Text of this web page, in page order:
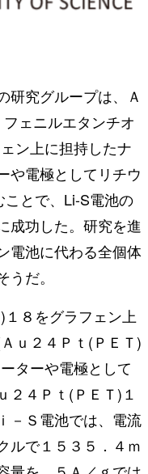
研究グループは、Ａ
ェニルエタンチオ
ン上に担持したナ
や電極としてリチウ
とで、Li-S電池の
成功した。研究を進
電池に代わる全個体
だ。
８をグラフェン上
ｕ２４Ｐｔ(ＰＥＴ)
ターや電極として
２４Ｐｔ(ＰＥＴ)１
－Ｓ電池では、電流
ルで１５３５．４ｍ